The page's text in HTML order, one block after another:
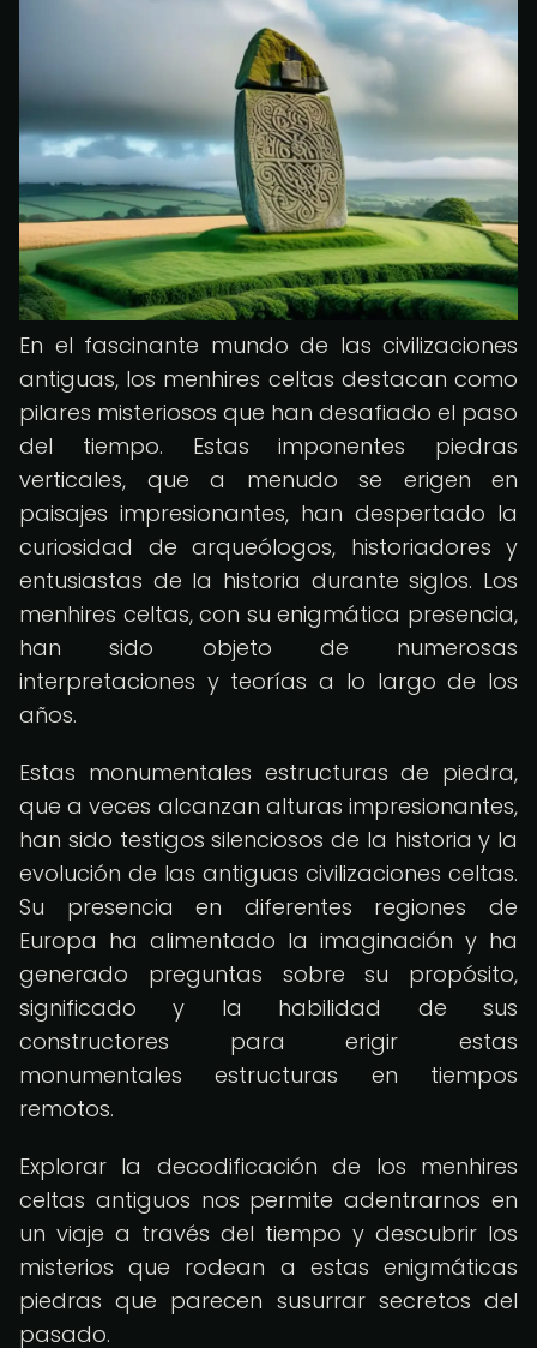
En el fascinante mundo de las civilizaciones
antiguas, los menhires celtas destacan como
pilares misteriosos que han desafiado el paso
del tiempo. Estas imponentes piedras
verticales, que a menudo se erigen en
paisajes impresionantes, han despertado la
curiosidad de arqueólogos, historiadores y
entusiastas de la historia durante siglos. Los
menhires celtas, con su enigmática presencia,
han sido objeto de numerosas
interpretaciones y teorías a lo largo de los
años.
Estas monumentales estructuras de piedra,
que a veces alcanzan alturas impresionantes,
han sido testigos silenciosos de la historia y la
evolución de las antiguas civilizaciones celtas.
Su presencia en diferentes regiones de
Europa ha alimentado la imaginación y ha
generado preguntas sobre su propósito,
significado y la habilidad de sus
constructores para erigir estas
monumentales estructuras en tiempos
remotos.
Explorar la decodificación de los menhires
celtas antiguos nos permite adentrarnos en
un viaje a través del tiempo y descubrir los
misterios que rodean a estas enigmáticas
piedras que parecen susurrar secretos del
pasado.